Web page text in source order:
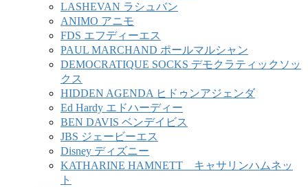
LASHEVAN ラシュバン
ANIMO アニモ
FDS エフディーエス
PAUL MARCHAND ポールマルシャン
DEMOCRATIQUE SOCKS デモクラティックソッ
クス
HIDDEN AGENDA ヒドゥンアジェンダ
Ed Hardy エドハーディー
BEN DAVIS ベンデイビス
JBS ジェービーエス
Disney ディズニー
KATHARINE HAMNETT キャサリンハムネッ
ト